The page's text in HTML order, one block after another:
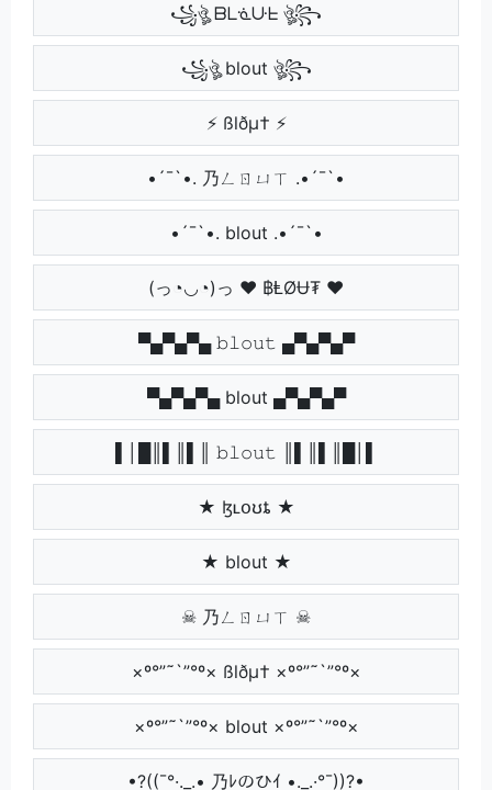
꧁ঔৣ ᗷᒪᓍᑘᖶ ঔৣ꧂
꧁ঔৣ blout ঔৣ꧂
⚡ ßlðµ† ⚡
•´¯`•. 乃ㄥㄖㄩㄒ .•´¯`•
•´¯`•. blout .•´¯`•
(っ◔◡◔)っ ♥ ฿ⱠØɄ₮ ♥
▀▄▀▄▀▄ 𝚋𝚕𝚘𝚞𝚝 ▄▀▄▀▄▀
▀▄▀▄▀▄ blout ▄▀▄▀▄▀
▌│█║▌║▌║ 𝚋𝚕𝚘𝚞𝚝 ║▌║▌║█│▌
★ ɮʟօʊȶ ★
★ blout ★
☠ 乃ㄥㄖㄩㄒ ☠
×º°”˜`”°º× ßlðµ† ×º°”˜`”°º×
×º°”˜`”°º× blout ×º°”˜`”°º×
•?((¯°·._.• 乃ﾚのひｲ •._.·°¯))?•